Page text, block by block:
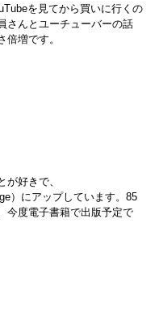
を見てから買いに行くの
さんとユーチューバーの話
倍増です。
が好きで、
） にアップしています。85
今度電子書籍で出版予定で